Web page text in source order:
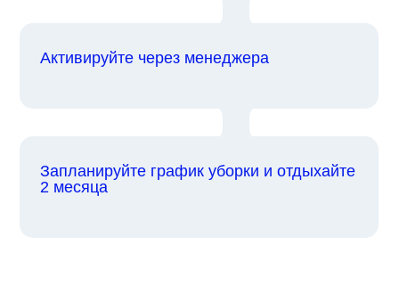
Активируйте через менеджера
Запланируйте график уборки и отдыхайте
2 месяца